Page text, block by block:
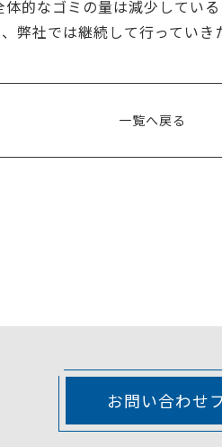
的なゴミの量は減少してい
弊社では継続して行ってい
一覧へ戻る
お問い合わせ